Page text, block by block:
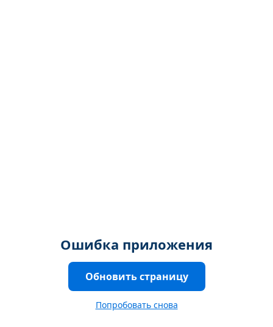
Ошибка приложения
Обновить страницу
Попробовать снова